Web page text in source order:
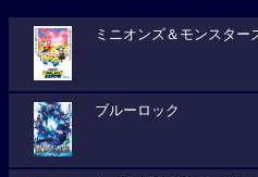
ミニオンズ＆モンスター
ブルーロック